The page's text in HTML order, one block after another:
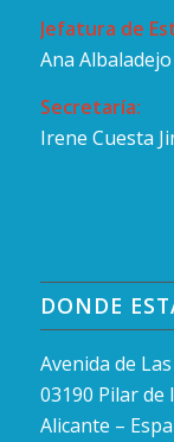
Jefatura de
Ana
Secretaría:
Irene Cuesta
DONDE
Avenida de
03190 Pilar de
Alicante –